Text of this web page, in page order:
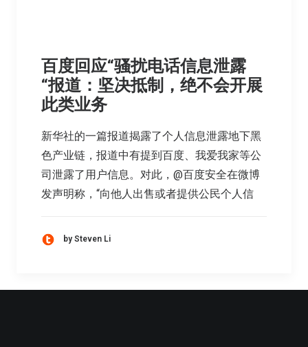
百度回应“骚扰电话信息泄露
“报道：坚决抵制，绝不会开展
此类业务
新华社的一篇报道揭露了个人信息泄露地下黑
色产业链，报道中有提到百度、我爱我家等公
司泄露了用户信息。对此，@百度安全在微博
发声明称，“向他人出售或者提供公民个人信
by Steven Li